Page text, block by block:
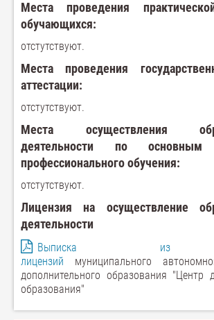
Места проведения
обучающихся:
отстутствуют.
Места проведения
аттестации:
отстутствуют.
Места осуществления
деятельности по основным
профессионального обучения:
отстутствуют.
Лицензия на осуществление
деятельности
Выписка из
лицензий муниципального
дополнительного образования "Центр
образования"